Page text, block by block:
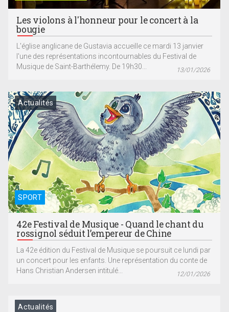
Les violons à l'honneur pour le concert à la
bougie
L'église anglicane de Gustavia accueille ce mardi 13 janvier
l'une des représentations incontournables du Festival de
Musique de Saint-Barthélemy. De 19h30...
13/01/2026
SPORT
Actualités
42e Festival de Musique - Quand le chant du
rossignol séduit l’empereur de Chine
La 42e édition du Festival de Musique se poursuit ce lundi par
un concert pour les enfants. Une représentation du conte de
Hans Christian Andersen intitulé...
12/01/2026
Actualités